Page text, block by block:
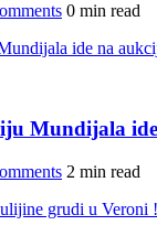
0 min read
Mundijala
2 min read